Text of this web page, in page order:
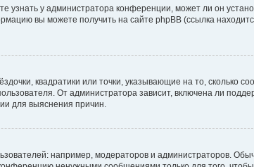
узнать у администратора конференции, может ли он
вы можете получить на сайте phpBB (ссылка
квадратики или точки, указывающие на то, сколько
От администратора зависит, включена ли
для выяснения причин.
например, модераторов и администраторов.